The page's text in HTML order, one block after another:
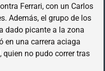
Ferrari, con un Carlos
Además, el grupo de los
dado picante a la zona
en una carrera aciaga
quien no pudo correr tras